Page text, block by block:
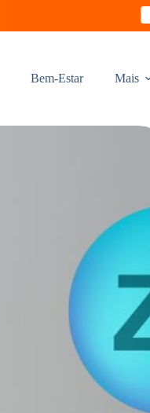
Bem-Estar Mais